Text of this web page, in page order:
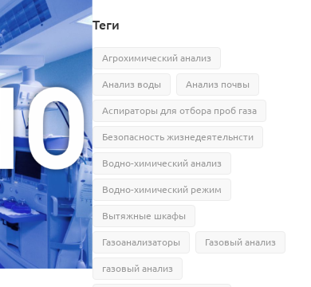
Теги
Агрохимический анализ
Анализ воды Анализ почвы
Аспираторы для отбора проб газа
Безопасность жизнедеятельнсти
Водно-химический анализ
Водно-химический режим
Вытяжные шкафы
Газоанализаторы Газовый анализ
газовый анализ